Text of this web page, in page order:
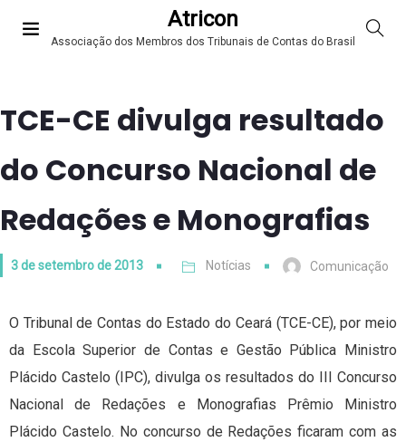
Atricon
Associação dos Membros dos Tribunais de Contas do Brasil
TCE-CE divulga resultado
do Concurso Nacional de
Redações e Monografias
3 de setembro de 2013 Notícias Comunicação
O Tribunal de Contas do Estado do Ceará (TCE-CE), por meio
da Escola Superior de Contas e Gestão Pública Ministro
Plácido Castelo (IPC), divulga os resultados do III Concurso
Nacional de Redações e Monografias Prêmio Ministro
Plácido Castelo. No concurso de Redações ficaram com as